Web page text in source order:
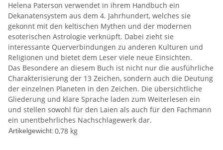
Helena Paterson verwendet in ihrem Handbuch ein
Dekanatensystem aus dem 4. Jahrhundert, welches sie
gekonnt mit den keltischen Mythen und der modernen
esoterischen Astrologie verknüpft. Dabei zieht sie
interessante Querverbindungen zu anderen Kulturen und
Religionen und bietet dem Leser viele neue Einsichten.
Das Besondere an diesem Buch ist nicht nur die ausführliche
Charakterisierung der 13 Zeichen, sondern auch die Deutung
der einzelnen Planeten in den Zeichen. Die übersichtliche
Gliederung und klare Sprache laden zum Weiterlesen ein
und stellen sowohl für den Laien als auch für den Fachmann
ein unentbehrliches Nachschlagewerk dar.
Artikelgewicht:0,78 kg